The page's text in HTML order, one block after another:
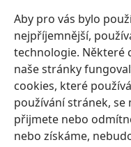
Aby pro vás bylo
nejpříjemnější,
technologie. Některé
naše stránky
cookies, které
používání stránek,
přijmete nebo
nebo získáme,
Pro pacienty: Vždy se poraďte
svým lékařem nebo jiným
zdravotní potíže, nechte se
Používání těchto stránek se řídí
Nastavení vzhledu